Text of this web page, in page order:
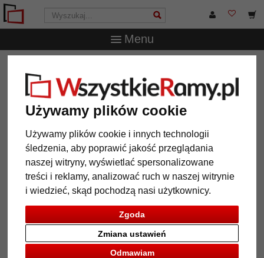
Używamy plików cookie
Używamy plików cookie i innych technologii
śledzenia, aby poprawić jakość przeglądania
naszej witryny, wyświetlać spersonalizowane
treści i reklamy, analizować ruch w naszej witrynie
i wiedzieć, skąd pochodzą nasi użytkownicy.
Zgoda
Odmawiam
Zmiana ustawień
Menu
drewniane
Rama drewniana Avila na wymiar
Rama drewniana Avila na wymiar
Powrót